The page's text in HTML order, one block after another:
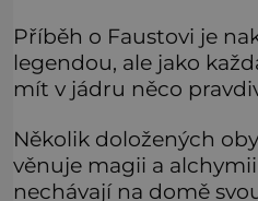
Příběh o Faustovi je
legendou, ale jako
mít v jádru něco
Několik doložených
věnuje magii a
nechávají na domě